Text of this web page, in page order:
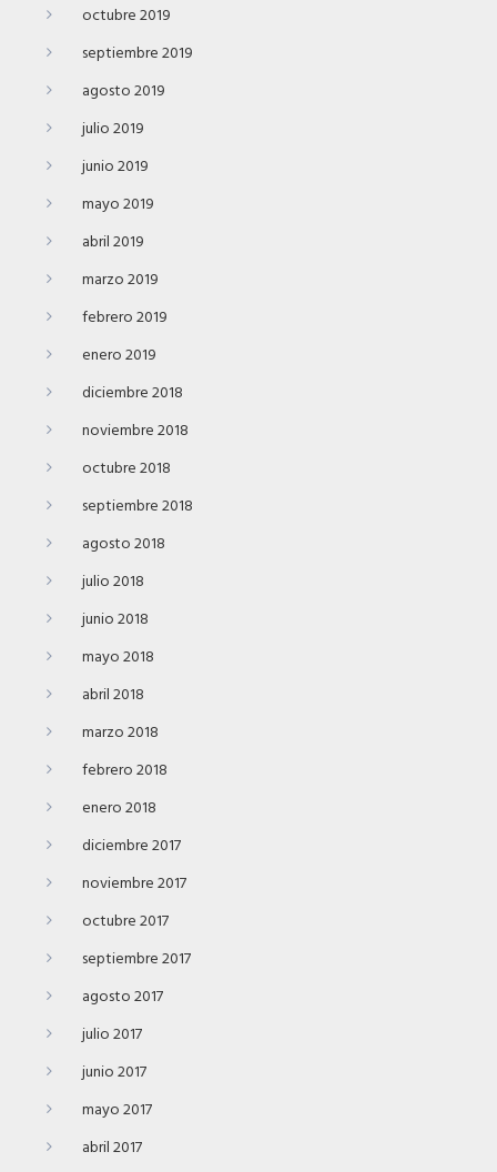
octubre 2019
septiembre 2019
agosto 2019
julio 2019
junio 2019
mayo 2019
abril 2019
marzo 2019
febrero 2019
enero 2019
diciembre 2018
noviembre 2018
octubre 2018
septiembre 2018
agosto 2018
julio 2018
junio 2018
mayo 2018
abril 2018
marzo 2018
febrero 2018
enero 2018
diciembre 2017
noviembre 2017
octubre 2017
septiembre 2017
agosto 2017
julio 2017
junio 2017
mayo 2017
abril 2017